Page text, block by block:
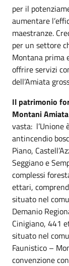
per il
aumentare
maestranze.
per un settore
Montana prima
offrire servizi
dell’Amiata
Il patrimonio
Montani
vasta: l’Unione
antincendio
Piano,
Seggiano e
complessi
ettari,
situato nel
Demanio
Cinigiano, 441
situato nel
Faunistico –
convenzione